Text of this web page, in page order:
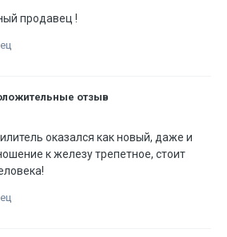
продавец !
отзыв
оказался как новый, даже и
к железу трепетное, стоит